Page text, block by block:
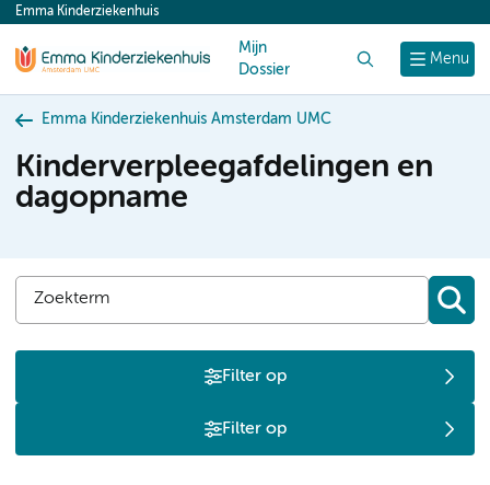
content
Menu
Emma Kinderziekenhuis
Mijn
Dossier
Emma Kinderziekenhuis Amsterdam UMC
Kinderverpleegafdelingen en
dagopname
Filter op
Filter op